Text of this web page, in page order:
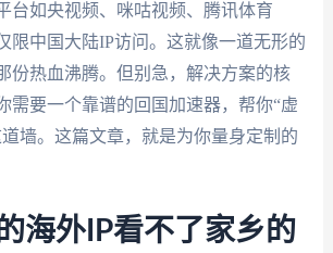
台如央视频、咪咕视频、腾讯体育
限中国大陆IP访问。这就像一道无形的
份热血沸腾。但别急，解决方案的核
需要一个靠谱的回国加速器，帮你“虚
墙。这篇文章，就是为你量身定制的
海外IP看不了家乡的